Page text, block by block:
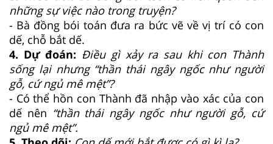
những sự việc nào trong truyện?
- Bà đồng bói toán đưa ra bức vẽ về vị trí có con
dế, chỗ bắt dế.
4. Dự đoán: Điều gì xảy ra sau khi con Thành
sống lại nhưng “thần thái ngây ngốc như người
gỗ, cứ ngủ mê mệt”?
- Có thể hồn con Thành đã nhập vào xác của con
dế nên “thần thái ngây ngốc như người gỗ, cứ
ngủ mê mệt”.